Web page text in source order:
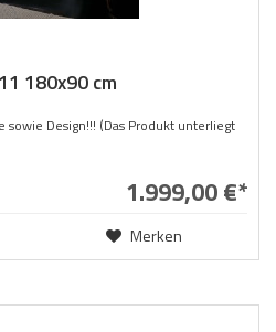
180x90 cm
Design!!! (Das Produkt unterliegt
1.999,00 €*
Merken